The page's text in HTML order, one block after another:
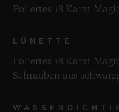
Poliertes 18 Karat
LÜNETTE
Poliertes 18 Karat
Schrauben aus